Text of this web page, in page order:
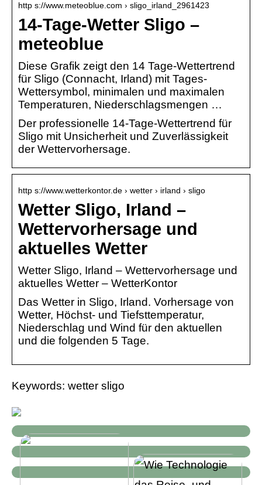
http s://www.meteoblue.com › sligo_irland_2961423
14-Tage-Wetter Sligo –
meteoblue
Diese Grafik zeigt den 14 Tage-Wettertrend
für Sligo (Connacht, Irland) mit Tages-
Wettersymbol, minimalen und maximalen
Temperaturen, Niederschlagsmengen …
Der professionelle 14-Tage-Wettertrend für
Sligo mit Unsicherheit und Zuverlässigkeit
der Wettervorhersage.
http s://www.wetterkontor.de › wetter › irland › sligo
Wetter Sligo, Irland –
Wettervorhersage und
aktuelles Wetter
Wetter Sligo, Irland – Wettervorhersage und
aktuelles Wetter – WetterKontor
Das Wetter in Sligo, Irland. Vorhersage von
Wetter, Höchst- und Tiefsttemperatur,
Niederschlag und Wind für den aktuellen
und die folgenden 5 Tage.
Keywords: wetter sligo